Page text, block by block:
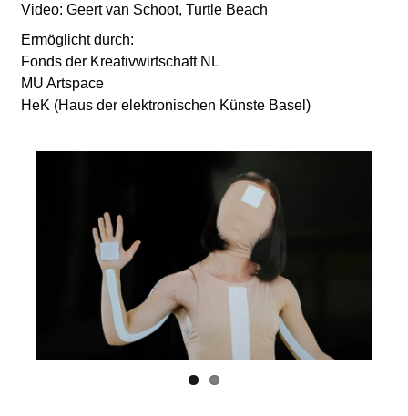
Video: Geert van Schoot, Turtle Beach
Ermöglicht durch:
Fonds der Kreativwirtschaft NL
MU Artspace
HeK (Haus der elektronischen Künste Basel)